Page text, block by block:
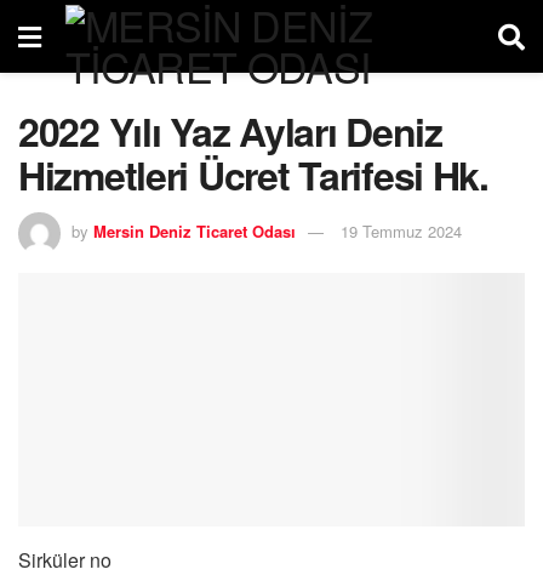
2022 Yılı Yaz Ayları Deniz
Hizmetleri Ücret Tarifesi Hk.
by Mersin Deniz Ticaret Odası 19 Temmuz 2024
Sirküler no